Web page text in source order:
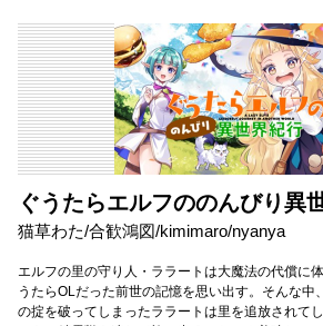
ぐうたらエルフののんびり異
猫草わた/合歓鴻図/kimimaro/nyanya
エルフの里の守り人・ララートは大魔法の代償に
うたらOLだった前世の記憶を思い出す。そんな中
の掟を破ってしまったララートは里を追放されて